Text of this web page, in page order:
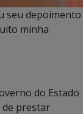
seu depoimento
minha
do Estado
de prestar